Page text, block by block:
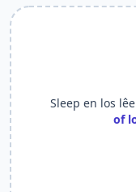
Sleep en los
of